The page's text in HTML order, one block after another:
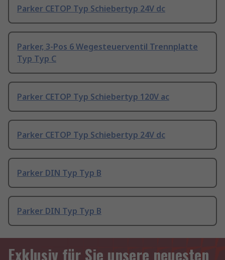
Parker CETOP Typ Schiebertyp 24V dc
Parker, 3-Pos 6 Wegesteuerventil Trennplatte
Typ Typ C
Parker CETOP Typ Schiebertyp 120V ac
Parker CETOP Typ Schiebertyp 24V dc
Parker DIN Typ Typ B
Parker DIN Typ Typ B
Exklusiv für Sie unsere neuesten